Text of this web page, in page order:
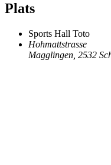
Plats
Sports Hall Toto
Hohmattstrasse
Magglingen 2532